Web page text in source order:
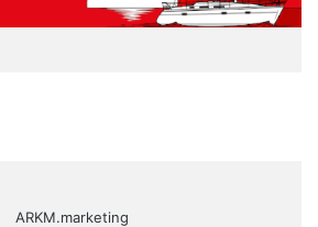
ARKM.marketing